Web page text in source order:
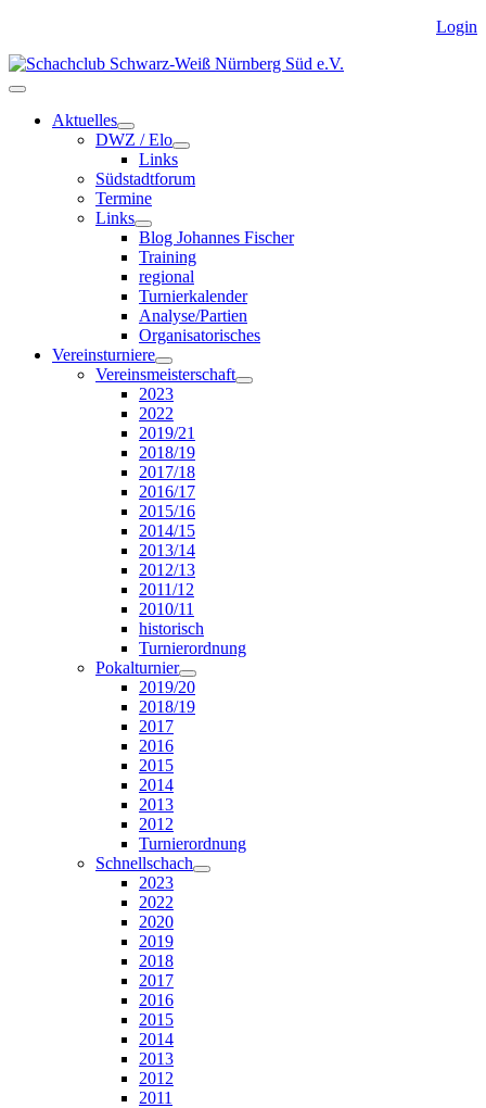
Login
Aktuelles
DWZ / Elo
Links
Südstadtforum
Termine
Links
Blog Johannes Fischer
Training
regional
Turnierkalender
Analyse/Partien
Organisatorisches
Vereinsturniere
Vereinsmeisterschaft
2023
2022
2019/21
2018/19
2017/18
2016/17
2015/16
2014/15
2013/14
2012/13
2011/12
2010/11
historisch
Turnierordnung
Pokalturnier
2019/20
2018/19
2017
2016
2015
2014
2013
2012
Turnierordnung
Schnellschach
2023
2022
2020
2019
2018
2017
2016
2015
2014
2013
2012
2011